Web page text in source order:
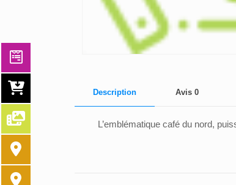
Description Avis 0
L’emblématique café du nord,